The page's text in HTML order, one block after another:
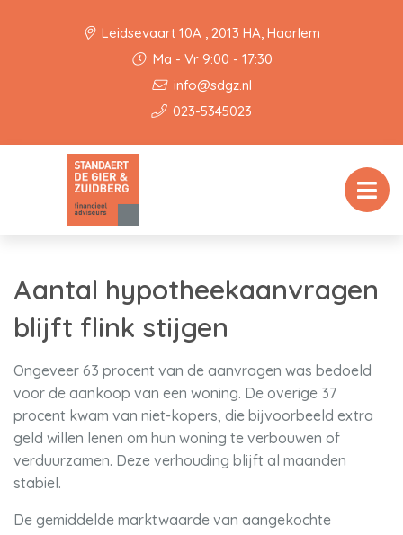
Leidsevaart 10A , 2013 HA, Haarlem
Ma - Vr 9:00 - 17:30
info@sdgz.nl
023-5345023
Aantal hypotheekaanvragen
blijft flink stijgen
Ongeveer 63 procent van de aanvragen was bedoeld
voor de aankoop van een woning. De overige 37
procent kwam van niet-kopers, die bijvoorbeeld extra
geld willen lenen om hun woning te verbouwen of
verduurzamen. Deze verhouding blijft al maanden
stabiel.
De gemiddelde marktwaarde van aangekochte